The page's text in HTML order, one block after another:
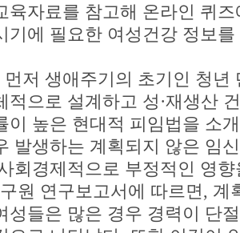
육자료를 참고해 온라인 퀴
기에 필요한 여성건강 정보
저 생애주기의 초기인 청년
적으로 설계하고 성·재생산
이 높은 현대적 피임법을 소
발생하는 계획되지 않은 임
회경제적으로 부정적인 영
원 연구보고서에 따르면, 계
성들은 많은 경우 경력이 단